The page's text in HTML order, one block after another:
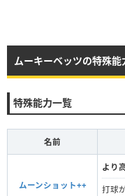
ムーキーベッツの特殊能
特殊能力一覧
名前
ムーンショット++
より
打球